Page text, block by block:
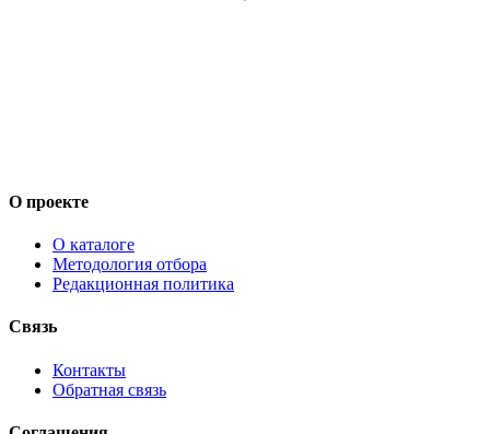
О проекте
О каталоге
Методология отбора
Редакционная политика
Связь
Контакты
Обратная связь